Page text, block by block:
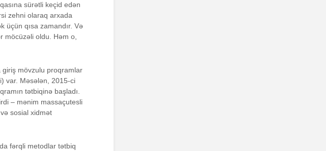
sürətli keçid edən
zehni olaraq arxada
qısa zamandır. Və
möcüzəli oldu. Həm o,
giriş mövzulu proqramlar
var. Məsələn, 2015-ci
tətbiqinə başladı.
– mənim massaçutesli
sosial xidmət
fərqli metodlar tətbiq